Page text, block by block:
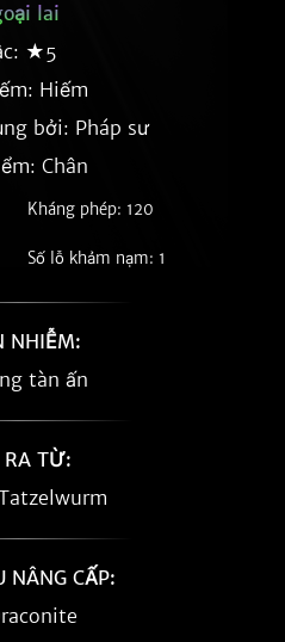
lai
★5
Hiếm
bởi: Pháp sư
Chân
Kháng phép: 120
Số lỗ khảm nạm: 1
NHIỄM:
tàn ấn
RA TỪ:
NÂNG CẤP: